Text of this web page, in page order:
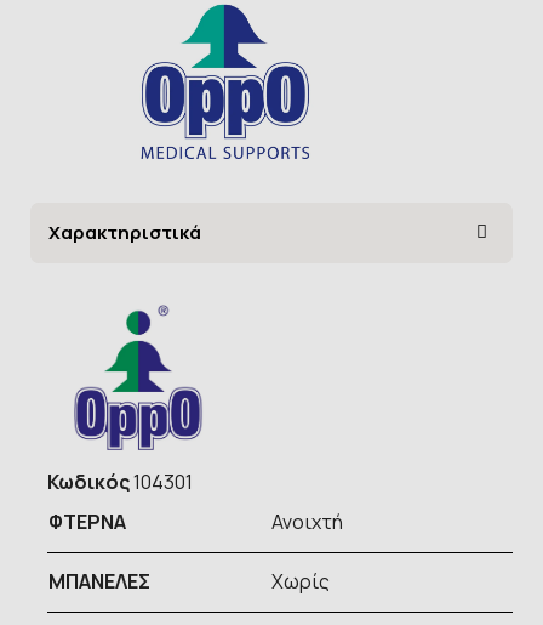
Χαρακτηριστικά
Κωδικός104301
ΦΤΕΡΝΑ
Ανοιχτή
ΜΠΑΝΕΛΕΣ Χωρίς